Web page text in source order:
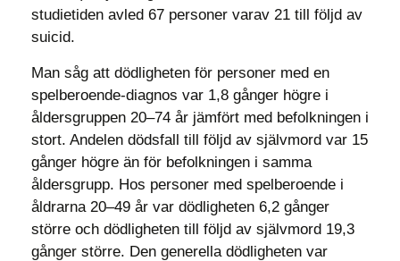
studietiden avled 67 personer varav 21 till följd av
suicid.
Man såg att dödligheten för personer med en
spelberoende-diagnos var 1,8 gånger högre i
åldersgruppen 20–74 år jämfört med befolkningen i
stort. Andelen dödsfall till följd av självmord var 15
gånger högre än för befolkningen i samma
åldersgrupp. Hos personer med spelberoende i
åldrarna 20–49 år var dödligheten 6,2 gånger
större och dödligheten till följd av självmord 19,3
gånger större. Den generella dödligheten var